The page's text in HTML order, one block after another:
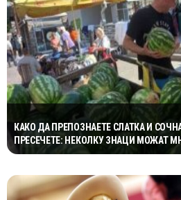
КАКО ДА ПРЕПОЗНАЕТЕ СЛАТКА И
ПРЕСЕЧЕТЕ: НЕКОЛКУ ЗНАЦИ МОЖАТ